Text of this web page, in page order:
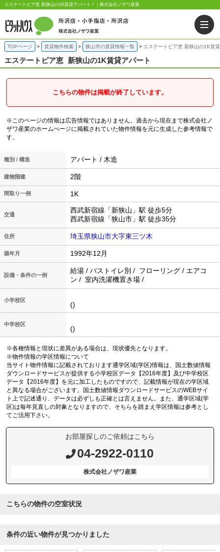
エステートピア恵 新狭山の1K賃貸アパート！｜株式会社ノザワ産業
TOPページ 賃貸物件検索 狭山市の賃貸情報一覧 エステートピア恵 新狭山の1K賃
エステートピア恵 新狭山の1K賃貸アパート
こちらの物件は掲載が終了しています。
※このページの情報は広告情報ではありません。過去から現在まで株式会社ノ
ザワ産業のホームぺージに掲載されていた物件情報を元に生成した参考情報で
す。
種別 / 構造 アパート / 木造
建物階建 2階
間取り一例 1K
交通
西武新宿線「新狭山」駅 徒歩5分
西武新宿線「狭山市」駅 徒歩35分
住所 埼玉県狭山市大字東三ツ木
築年月 1992年12月
設備・条件の一例
給湯 / バストイレ別 / フローリング / エアコ
ン / 室内洗濯機置き場 /
小学校区
()
中学校区
()
※各種情報と現状に差異がある場合は、現状優先となります。
※物件情報の学区情報について
当サイト物件情報に記載されております通学区域(学区)情報は、国土数値情報
ダウンロードサービスが提供する小学校区データ【2016年度】及び中学校区
データ【2016年度】を元に加工したものですので、記載情報が現在の学区域
と異なる場合がございます。国土数値情報ダウンロードサービスのWEBサイ
ト上で記述通り、データは必ずしも正確とは言えません。また、通学区域(学
区)は毎年見直しの対象となりますので、そちらを踏まえ学区情報は参考とし
てご活用下さい。
お部屋探しのご依頼はこちら
04-2922-0110
株式会社ノザワ産業
こちらの物件の空室状況
条件の近い物件が見つかりました